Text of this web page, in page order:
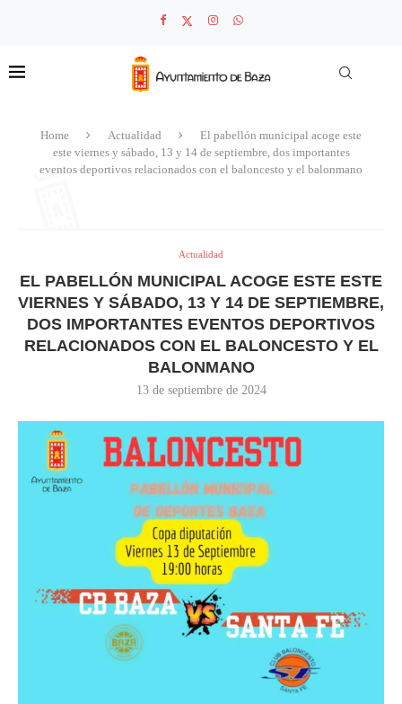
Home Actualidad
El pabellón municipal acoge este
este viernes y sábado, 13 y 14 de septiembre, dos importantes
eventos deportivos relacionados con el baloncesto y el balonmano
Actualidad
EL PABELLÓN MUNICIPAL ACOGE ESTE ESTE
VIERNES Y SÁBADO, 13 Y 14 DE SEPTIEMBRE,
DOS IMPORTANTES EVENTOS DEPORTIVOS
RELACIONADOS CON EL BALONCESTO Y EL
BALONMANO
13 de septiembre de 2024